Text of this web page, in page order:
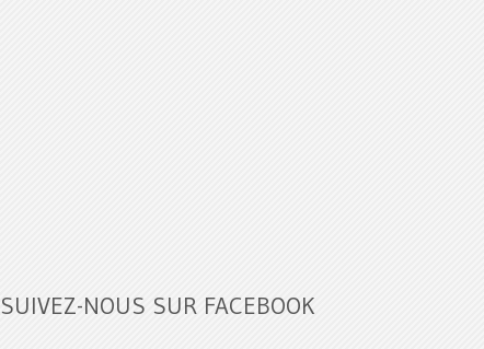
SUIVEZ-NOUS SUR FACEBOOK